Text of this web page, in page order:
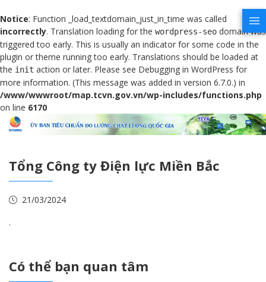
Notice: Function _load_textdomain_just_in_time was called
incorrectly. Translation loading for the wordpress-seo domain was
triggered too early. This is usually an indicator for some code in the
plugin or theme running too early. Translations should be loaded at
the init action or later. Please see Debugging in WordPress for
more information. (This message was added in version 6.7.0.) in
/www/wwwroot/map.tcvn.gov.vn/wp-includes/functions.php
on line 6170
Tổng Công ty Điện lực Miền Bắc
21/03/2024
.
Có thể bạn quan tâm